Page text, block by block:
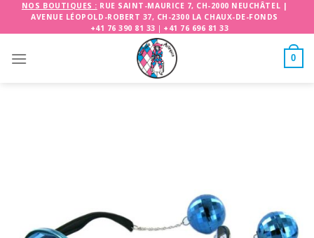
NOS BOUTIQUES : RUE SAINT-MAURICE 7, CH-2000 NEUCHÂTEL |
AVENUE LÉOPOLD-ROBERT 37, CH-2300 LA CHAUX-DE-FONDS
+41 76 390 81 33 | +41 76 696 81 33
0